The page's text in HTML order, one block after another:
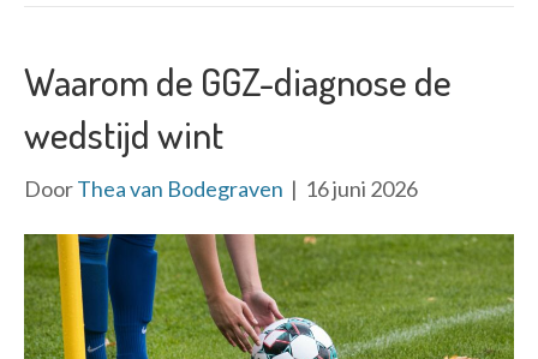
Waarom de GGZ-diagnose de
wedstijd wint
DoorThea van Bodegraven | 16 juni 2026